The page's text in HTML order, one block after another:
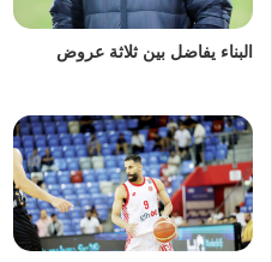
البناء يفاضل بين ثلاثة عروض